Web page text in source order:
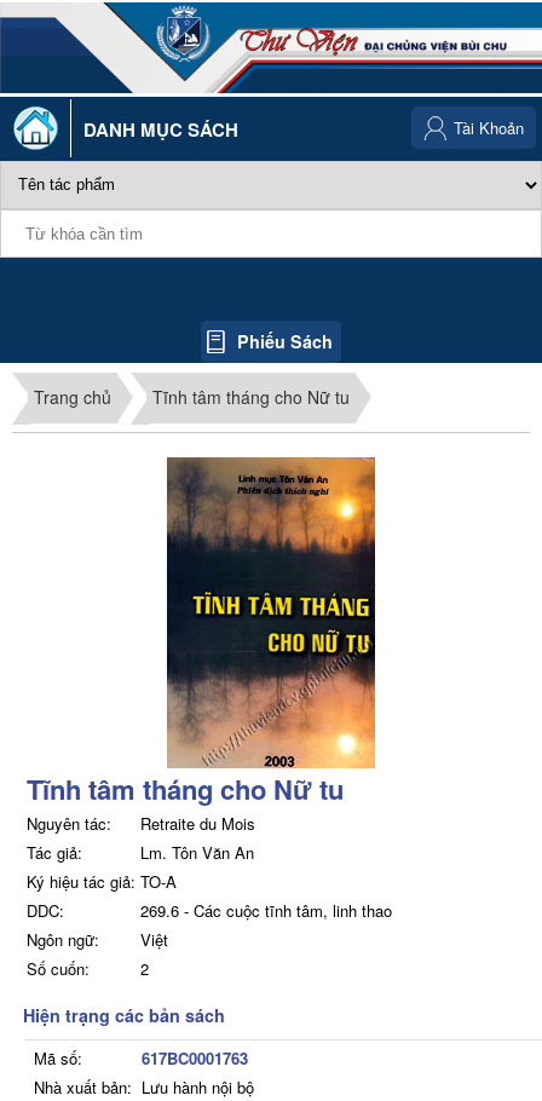
DANH MỤC SÁCH
Phiếu Sách
Tài Khoản
Trang chủ Tĩnh tâm tháng cho Nữ tu
Tĩnh tâm tháng cho Nữ tu
Nguyên tác:
Retraite du Mois
Tác giả:
Lm. Tôn Văn An
Ký hiệu tác giả: TO-A
DDC:
269.6 - Các cuộc tĩnh tâm, linh thao
Ngôn ngữ:
Việt
Số cuốn:
2
Hiện trạng các bản sách
Mã số:
617BC0001763
Nhà xuất bản: Lưu hành nội bộ